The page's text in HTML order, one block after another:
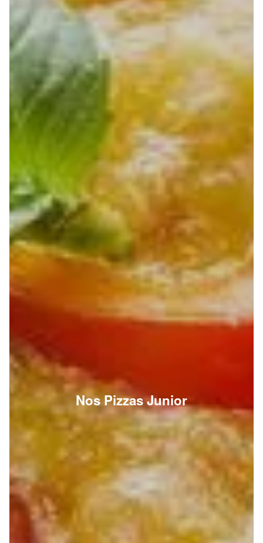
Nos Pizzas Junior